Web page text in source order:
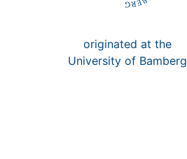
originated at the
University of Bamberg